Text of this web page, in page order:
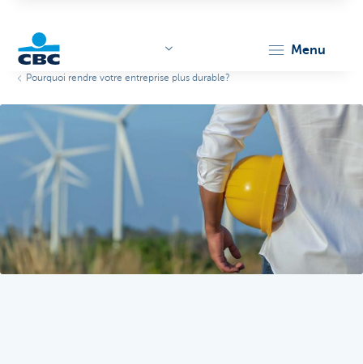
Corporate
menu
Pourquoi rendre votre entreprise plus durable?